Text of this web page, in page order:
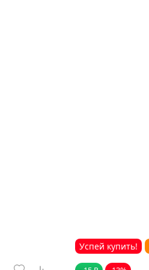
Успей купить!